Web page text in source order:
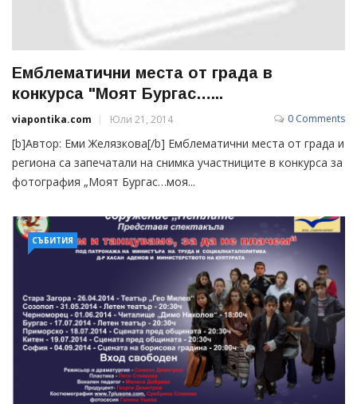
Емблематични места от града в
конкурса "Моят Бургас…...
viapontika.com Юли 21, 2014 0 Comments
[b]Автор: Еми Желязкова[/b] Емблематични места от града и
региона са запечатали на снимка участниците в конкурса за
фотография „Моят Бургас…моя...
СЪБИТИЯ